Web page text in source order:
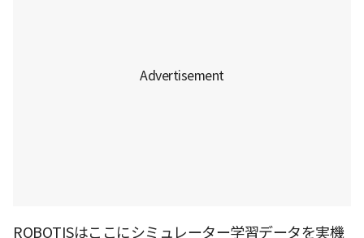
ROBOTISはここにシミュレーター学習データを実機